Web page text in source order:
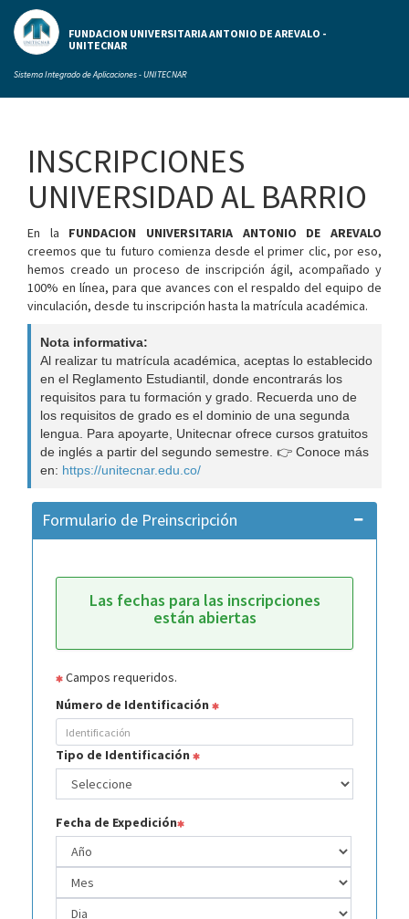
FUNDACION UNIVERSITARIA ANTONIO DE AREVALO -
UNITECNAR
Sistema Integrado de Aplicaciones - UNITECNAR
INSCRIPCIONES
UNIVERSIDAD AL BARRIO
En la FUNDACION UNIVERSITARIA ANTONIO DE AREVALO
creemos que tu futuro comienza desde el primer clic, por eso,
hemos creado un proceso de inscripción ágil, acompañado y
100% en línea, para que avances con el respaldo del equipo de
vinculación, desde tu inscripción hasta la matrícula académica.
Nota informativa:
Al realizar tu matrícula académica, aceptas lo establecido
en el Reglamento Estudiantil, donde encontrarás los
requisitos para tu formación y grado. Recuerda uno de
los requisitos de grado es el dominio de una segunda
lengua. Para apoyarte, Unitecnar ofrece cursos gratuitos
de inglés a partir del segundo semestre. 👉 Conoce más
en: https://unitecnar.edu.co/
Formulario de Preinscripción
Las fechas para las inscripciones
están abiertas
Campos requeridos.
Número de Identificación
Tipo de Identificación
Fecha de Expedición